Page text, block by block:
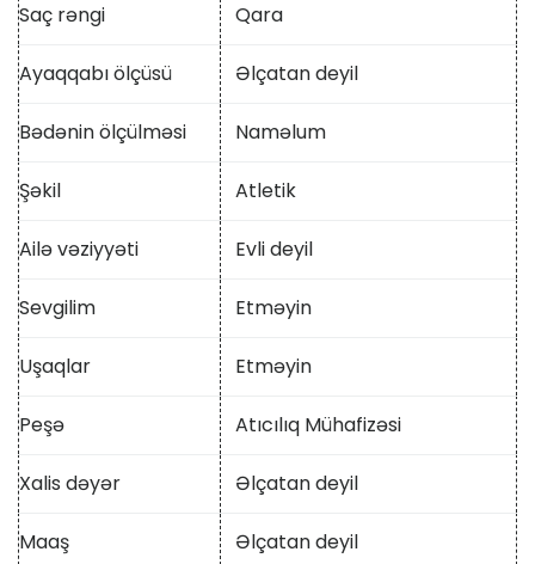
Saç rəngi Qara
Ayaqqabı ölçüsü Əlçatan deyil
Bədənin ölçülməsi Naməlum
Şəkil Atletik
Ailə vəziyyəti Evli deyil
Sevgilim Etməyin
Uşaqlar Etməyin
Peşə Atıcılıq Mühafizəsi
Xalis dəyər Əlçatan deyil
Maaş Əlçatan deyil